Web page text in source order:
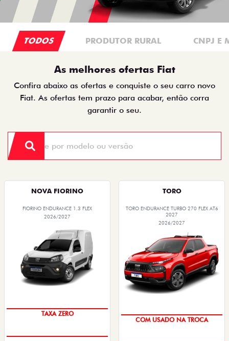
TODOS PRODUTOR RURAL CNPJ E
As melhores ofertas Fiat
Confira abaixo as ofertas e conquiste o seu carro novo
Fiat. As ofertas tem prazo para acabar, então corra
garantir o seu.
NOVA FIORINO
FIORINO ENDURANCE 1.3 FLEX
2026/2027
TAXA ZERO
TORO
TORO ENDURANCE TURBO 270 FLEX AT6
2027
2026/2027
COM USADO NA TROCA